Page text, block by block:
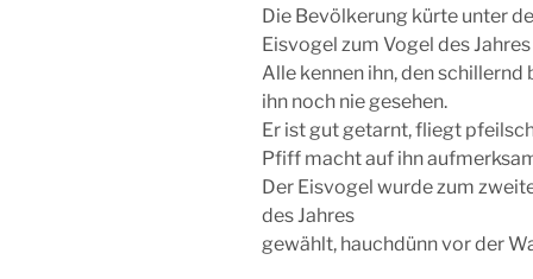
Die Bevölkerung kürte unter
Eisvogel zum Vogel des
Alle kennen ihn, den
ihn noch nie gesehen.
Er ist gut getarnt, fliegt
Pfiff macht auf ihn
Der Eisvogel wurde zum
des Jahres
gewählt, hauchdünn vor der